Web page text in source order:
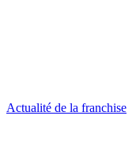
Actualité de la franchise